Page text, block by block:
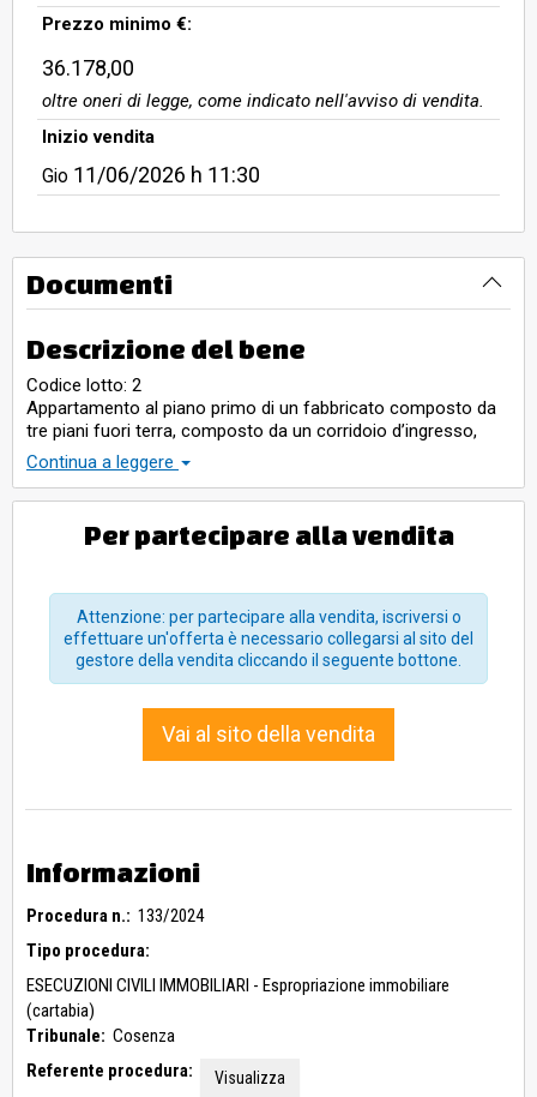
Prezzo minimo €:
36.178,00
oltre oneri di legge, come indicato nell'avviso di vendita.
Inizio vendita
Gio 11/06/2026 h 11:30
Documenti
Descrizione del bene
Codice lotto: 2
Appartamento al piano primo di un fabbricato composto da
tre piani fuori terra, composto da un corridoio d’ingresso,
soggiorno, cucina, sala da pranzo, un bagno, una camera da
letto matrimoniale con annesso ripostiglio e una camera da
letto singola. Comprende, inoltre, due balconi posti
rispettivamente sulla facciata anteriore e posteriore del
fabbricato. Superficie calpestabile dell’unità abitativa è pari a
Continua a leggere
Per partecipare alla vendita
Attenzione: per partecipare alla vendita, iscriversi o
effettuare un'offerta è necessario collegarsi al sito del
gestore della vendita cliccando il seguente bottone.
Vai al sito della vendita
Informazioni
Procedura n.: 133/2024
Tipo procedura:
ESECUZIONI CIVILI IMMOBILIARI - Espropriazione immobiliare
(cartabia)
Tribunale: Cosenza
Referente procedura:
Visualizza